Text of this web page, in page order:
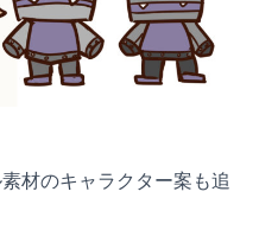
材のキャラクター案も追